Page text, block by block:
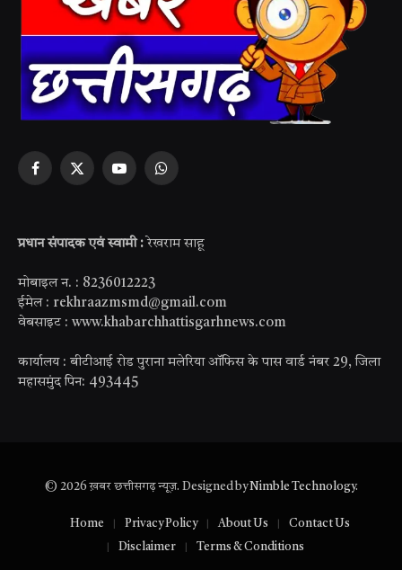
Facebook
X
YouTubeWhatsApp
प्रधान संपादक एवं स्वामी : रेखराम साहू
मोबाइल न. : 8236012223
ईमेल : rekhraazmsmd@gmail.com
वेबसाइट : www.khabarchhattisgarhnews.com
कार्यालय : बीटीआई रोड पुराना मलेरिया ऑफिस के पास वार्ड नंबर 29, जिला
महासमुंद पिन: 493445
© 2026 ख़बर छत्तीसगढ़ न्यूज़. Designed byNimble Technology.
Home Privacy Policy About Us
Contact Us
Disclaimer
Terms & Conditions